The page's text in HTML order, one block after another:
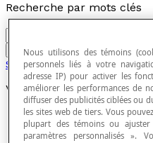
Recherche par mots clés
Aller
Statistiques
Variable statistique
Nous utilisons des témoins
personnels liés à votre
adresse IP) pour activer les
améliorer les performances de
diffuser des publicités ciblées ou
les sites web de tiers. Vous
plupart des témoins ou
paramètres personnalisés ».